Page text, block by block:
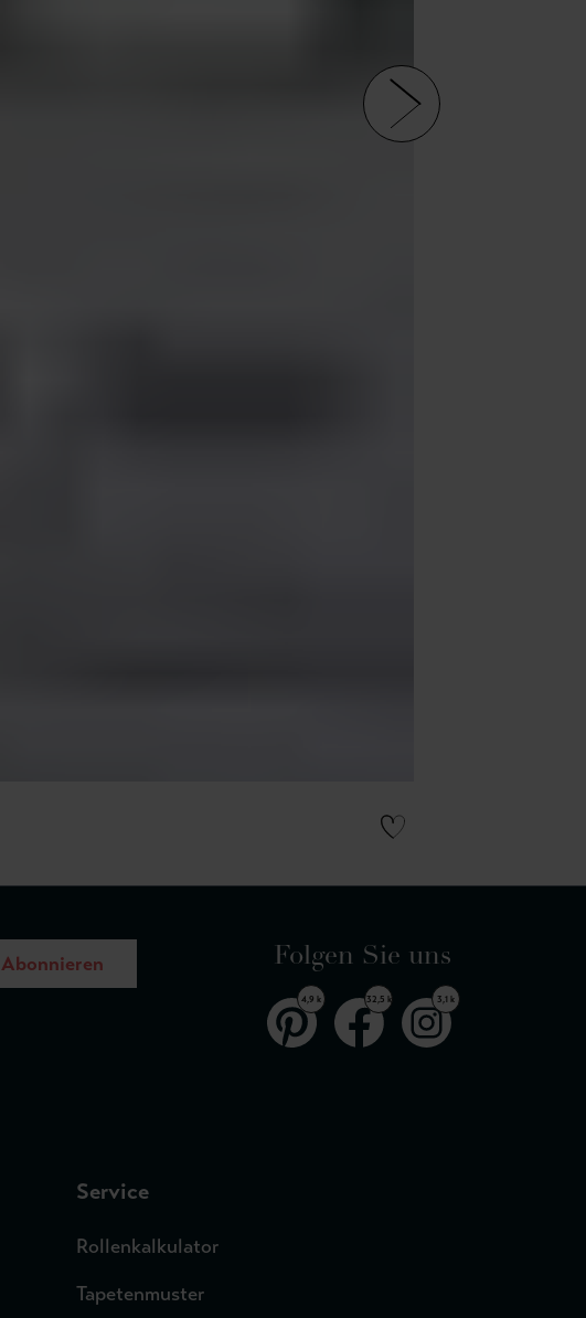
Abonnieren Folgen Sie uns
4,9 k 32,5 k 3,1 k
Service
Rollenkalkulator
Tapetenmuster